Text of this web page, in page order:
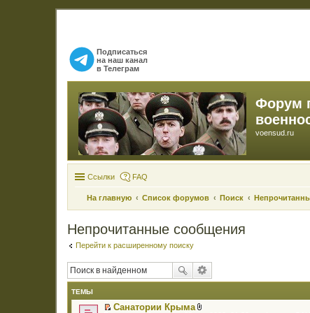
Подписаться
на наш канал
в Телеграм
Форум
voensud.ru
Ссылки FAQ
На главную Список форумов Поиск
Непрочитанные сообщения
Перейти к расширенному поиску
ТЕМЫ
Санатории Крыма